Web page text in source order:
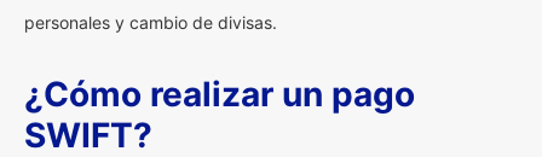
personales y cambio de divisas.
¿Cómo realizar un pago
SWIFT?